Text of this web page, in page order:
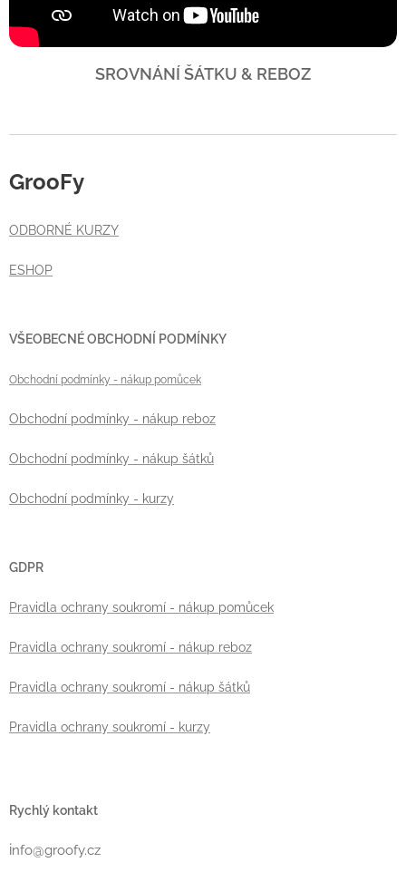
SROVNÁNÍ ŠÁTKU & REBOZ
GrooFy
ODBORNÉ KURZY
ESHOP
VŠEOBECNÉ OBCHODNÍ PODMÍNKY
Obchodní podmínky - nákup pomůcek
Obchodní podmínky - nákup reboz
Obchodní podmínky - nákup šátků
Obchodní podmínky - kurzy
GDPR
Pravidla ochrany soukromí - nákup pomůcek
Pravidla ochrany soukromí - nákup reboz
Pravidla ochrany soukromí - nákup šátků
Pravidla ochrany soukromí - kurzy
Rychlý kontakt
info@groofy.cz